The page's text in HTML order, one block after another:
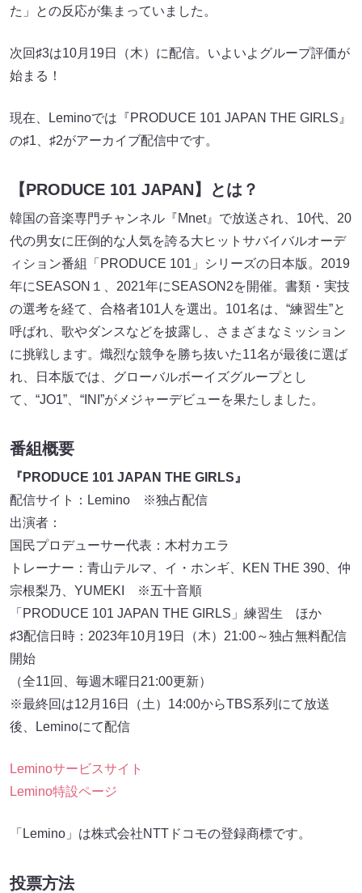
た」との反応が集まっていました。
次回♯3は10月19日（木）に配信。いよいよグループ評価が
始まる！
現在、Lemino​​では『PRODUCE 101 JAPAN THE GIRLS​​』
の♯1、♯2がアーカイブ配信中です。
【PRODUCE 101 JAPAN】とは？
韓国の音楽専門チャンネル『Mnet』で放送され、10代、20
代の男女に圧倒的な人気を誇る大ヒットサバイバルオーデ
ィション番組「PRODUCE 101」シリーズの日本版。2019
年にSEASON１、2021年にSEASON2を開催。書類・実技
の選考を経て、合格者101人を選出。101名は、“練習生”と
呼ばれ、歌やダンスなどを披露し、さまざまなミッション
に挑戦します。熾烈な競争を勝ち抜いた11名が最後に選ば
れ、日本版では、グローバルボーイズグループとし
て、“JO1”、“INI”がメジャーデビューを果たしました。
番組概要
『PRODUCE 101 JAPAN THE GIRLS』
配信サイト：Lemino ※独占配信
出演者：
国民プロデューサー代表：木村カエラ
トレーナー：青山テルマ、イ・ホンギ、KEN THE 390、仲
宗根梨乃、YUMEKI ※五十音順
「PRODUCE 101 JAPAN THE GIRLS」練習生 ほか
♯3配信日時：2023年10月19日（木）21:00～独占無料配信
開始
（全11回、毎週木曜日21:00更新）
※最終回は12月16日（土）14:00からTBS系列にて放送
後、Leminoにて配信
Leminoサービスサイト
Lemino特設ページ
「Lemino」は株式会社NTTドコモの登録商標です。
投票方法